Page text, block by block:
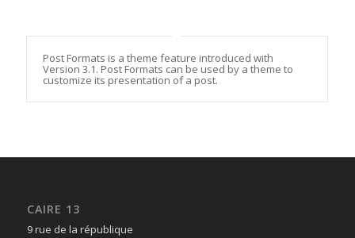
Post Formats is a theme feature introduced with
Version 3.1. Post Formats can be used by a theme to
customize its presentation of a post.
CAIRE 13
9 rue de la république